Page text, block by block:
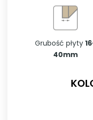
Grubość płyty
40mm